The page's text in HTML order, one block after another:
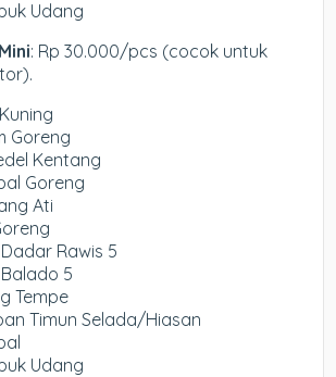
Udang
: Rp 30.000/pcs (cocok untuk
Goreng
Kentang
Goreng
Ati
Rawis 5
5
Tempe
Timun Selada/Hiasan
Udang